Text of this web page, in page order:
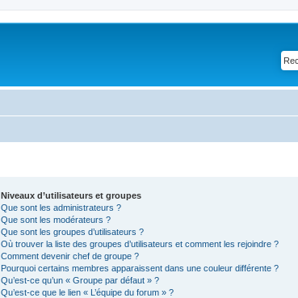
Niveaux d’utilisateurs et groupes
Que sont les administrateurs ?
Que sont les modérateurs ?
Que sont les groupes d’utilisateurs ?
Où trouver la liste des groupes d’utilisateurs et comment les rejoindre ?
Comment devenir chef de groupe ?
Pourquoi certains membres apparaissent dans une couleur différente ?
Qu’est-ce qu’un « Groupe par défaut » ?
Qu’est-ce que le lien « L’équipe du forum » ?